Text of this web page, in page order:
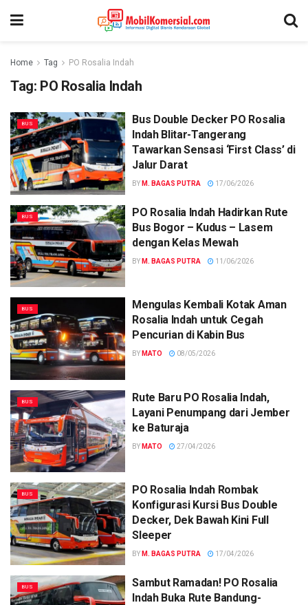
Home Tag PO Rosalia Indah
Tag: PO Rosalia Indah
BUS
Bus Double Decker PO Rosalia
Indah Blitar-Tangerang
Tawarkan Sensasi ‘First Class’ di
Jalur Darat
BY M. BAGAS PUTRA 17/06/2026
BUS
PO Rosalia Indah Hadirkan Rute
Bus Bogor – Kudus – Lasem
dengan Kelas Mewah
BY M. BAGAS PUTRA 11/06/2026
BUS
Mengulas Kembali Kotak Aman
Rosalia Indah untuk Cegah
Pencurian di Kabin Bus
BY MATO 08/05/2026
BUS
Rute Baru PO Rosalia Indah,
Layani Penumpang dari Jember
ke Baturaja
BY MATO 27/04/2026
BUS
PO Rosalia Indah Rombak
Konfigurasi Kursi Bus Double
Decker, Dek Bawah Kini Full
Sleeper
BY M. BAGAS PUTRA 17/04/2026
BUS
Sambut Ramadan! PO Rosalia
Indah Buka Rute Bandung-